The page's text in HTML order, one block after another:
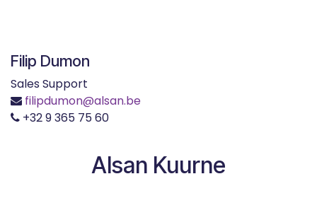
Filip Dumon
Sales Support
filipdumon@alsan.be
+32 9 365 75 60
Alsan Kuurne